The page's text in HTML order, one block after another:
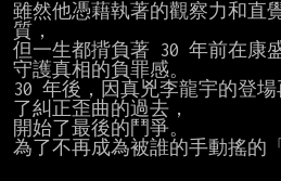
雖然他憑藉執著的觀察力和直
質，
但一生都揹負著 30 年前在康
守護真相的負罪感。
30 年後，因真兇李龍宇的登
了糾正歪曲的過去，
開始了最後的鬥爭。
為了不再成為被誰的手動搖的